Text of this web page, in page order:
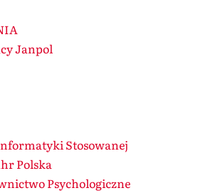
Janpol
Stosowanej
Polska
Psychologiczne